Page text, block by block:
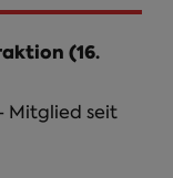
(16.